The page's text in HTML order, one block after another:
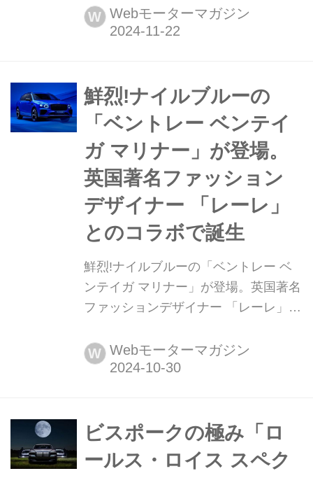
スの特注モデル 2024年11月20日(英・
現地時間)、ベントレーのビスポーク
ランチョ ミラージュと共同で製作した
「エクスプレッション オブ テクスチ
ャー(Expressions of Texture=質感の表
現)」を発表。...
W Webモーターマガジン
鮮烈!ナイルブルーの
「ベントレー ベンテイ
ガ マリナー」が登場。
英国著名ファッション
デザイナー 「レーレ」
とのコラボで誕生
鮮烈!ナイルブルーの「ベントレー ベ
ンテイガ マリナー」が登場。英国著名
ファッションデザイナー 「レーレ」と
現地時間)、ベントレーモーターズは英
国の著名な女性ファッションデザイナ
ョンによる「ベンテイガ マリナー」を
発表。彼女のアイデアによる「ナイル
ブルー」が魅惑的なムードを醸し出す
W Webモーターマガジン
ビスポークの極み「ロ
ールス・ロイス スペク